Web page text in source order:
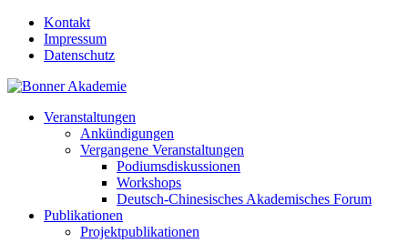
Kontakt
Impressum
Datenschutz
Veranstaltungen
Ankündigungen
Vergangene Veranstaltungen
Podiumsdiskussionen
Workshops
Deutsch-Chinesisches Akademisches Forum
Publikationen
Projektpublikationen